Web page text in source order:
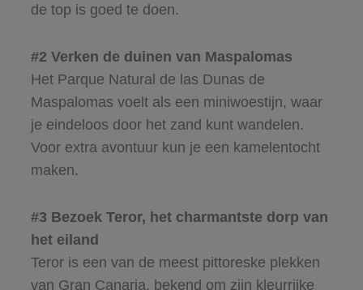
de top is goed te doen.
#2 Verken de duinen van Maspalomas
Het Parque Natural de las Dunas de
Maspalomas voelt als een miniwoestijn, waar
je eindeloos door het zand kunt wandelen.
Voor extra avontuur kun je een kamelentocht
maken.
#3 Bezoek Teror, het charmantste dorp van
het eiland
Teror is een van de meest pittoreske plekken
van Gran Canaria, bekend om zijn kleurrijke